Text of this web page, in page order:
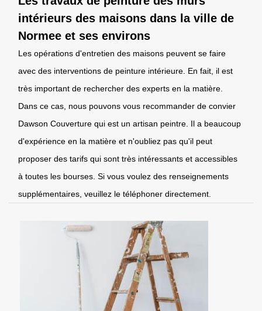
intérieurs des maisons dans la ville de
Normee et ses environs
Les opérations d'entretien des maisons peuvent se faire
avec des interventions de peinture intérieure. En fait, il est
très important de rechercher des experts en la matière.
Dans ce cas, nous pouvons vous recommander de convier
Dawson Couverture qui est un artisan peintre. Il a beaucoup
d'expérience en la matière et n'oubliez pas qu'il peut
proposer des tarifs qui sont très intéressants et accessibles
à toutes les bourses. Si vous voulez des renseignements
supplémentaires, veuillez le téléphoner directement.